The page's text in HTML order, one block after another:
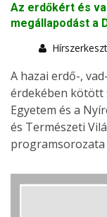
Az erdőkért és
megállapodást a
A hazai erdő-,
érdekében kötött
Egyetem és a
és Természeti